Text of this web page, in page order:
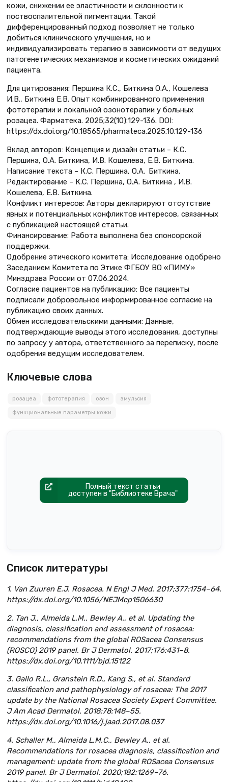
кожи, снижении ее эластичности и склонности к
поствоспалительной пигментации. Такой
дифференцированный подход позволяет не только
добиться клинического улучшения, но и
индивидуализировать терапию в зависимости от ведущих
патогенетических механизмов и косметических ожиданий
пациента.
Для цитирования: Першина К.С., Биткина О.А., Кошелева
И.В., Биткина Е.В. Опыт комбинированного применения
фототерапии и локальной озонотерапии у больных
розацеа. Фарматека. 2025;32(10):129-136. DOI:
https://dx.doi.org/10.18565/pharmateca.2025.10.129-136
Вклад авторов: Концепция и дизайн статьи – К.С.
Першина, О.А. Биткина, И.В. Кошелева, Е.В. Биткина.
Написание текста – К.С. Першина, О.А. Биткина.
Редактирование – К.С. Першина, О.А. Биткина , И.В.
Кошелева, Е.В. Биткина.
Конфликт интересов: Авторы декларируют отсутствие
явных и потенциальных конфликтов интересов, связанных
с публикацией настоящей статьи.
Финансирование: Работа выполнена без спонсорской
поддержки.
Одобрение этического комитета: Исследование одобрено
Заседанием Комитета по Этике ФГБОУ ВО «ПИМУ»
Минздрава России от 07.06.2024.
Согласие пациентов на публикацию: Все пациенты
подписали добровольное информированное согласие на
публикацию своих данных.
Обмен исследовательскими данными: Данные,
подтверждающие выводы этого исследования, доступны
по запросу у автора, ответственного за переписку, после
одобрения ведущим исследователем.
Ключевые слова
розацеа фототерапия озон эмульсия
функциональные параметры кожи
Полный текст статьи
доступен в "Библиотеке Врача"
Список литературы
1. Van Zuuren E.J. Rosacea. N Engl J Med. 2017;377:1754–64.
https://dx.doi.org/10.1056/NEJMcp1506630
2. Tan J., Almeida L.M., Bewley A., et al. Updating the
diagnosis, classification and assessment of rosacea:
recommendations from the global ROSacea Consensus
(ROSCO) 2019 panel. Br J Dermatol. 2017;176:431–8.
https://dx.doi.org/10.1111/bjd.15122
3. Gallo R.L., Granstein R.D., Kang S., et al. Standard
classification and pathophysiology of rosacea: The 2017
update by the National Rosacea Society Expert Committee.
J Am Acad Dermatol. 2018;78:148–55.
https://dx.doi.org/10.1016/j.jaad.2017.08.037
4. Schaller M., Almeida L.M.C., Bewley A., et al.
Recommendations for rosacea diagnosis, classification and
management: update from the global ROSacea Consensus
2019 panel. Br J Dermatol. 2020;182:1269–76.